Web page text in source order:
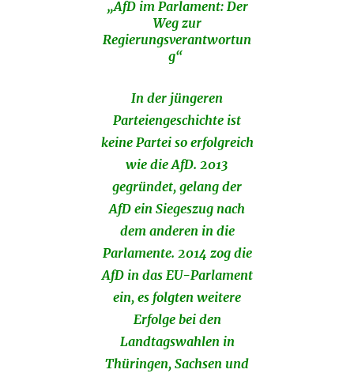
„AfD im Parlament: Der
Weg zur
Regierungsverantwortun
g“
In der jüngeren
Parteiengeschichte ist
keine Partei so erfolgreich
wie die AfD. 2013
gegründet, gelang der
AfD ein Siegeszug nach
dem anderen in die
Parlamente. 2014 zog die
AfD in das EU-Parlament
ein, es folgten weitere
Erfolge bei den
Landtagswahlen in
Thüringen, Sachsen und